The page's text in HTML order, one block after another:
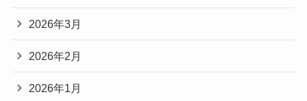
2026年3月
2026年2月
2026年1月